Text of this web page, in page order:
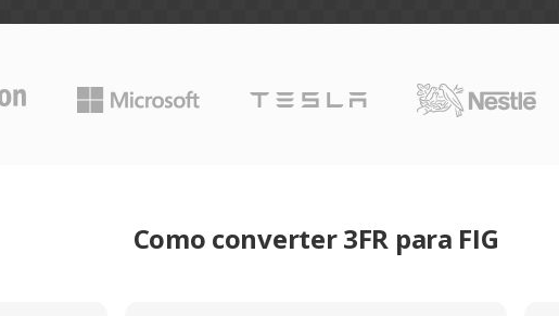
Como converter 3FR para FIG